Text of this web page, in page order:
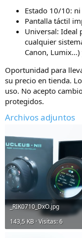
m
Estado 10/10:
Pantalla táctil
Universal: Ideal
cualquier
Canon,
Oportunidad para
su precio en tienda.
uso. No acepto
protegidos.
Archivos adjuntos
_RIK0710_DxO.jpg
143,5 KB · Visitas: 6